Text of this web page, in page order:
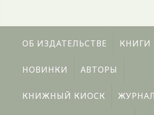
ОБ ИЗДАТЕЛЬСТВЕ КНИГИ
НОВИНКИ АВТОРЫ
КНИЖНЫЙ КИОСК